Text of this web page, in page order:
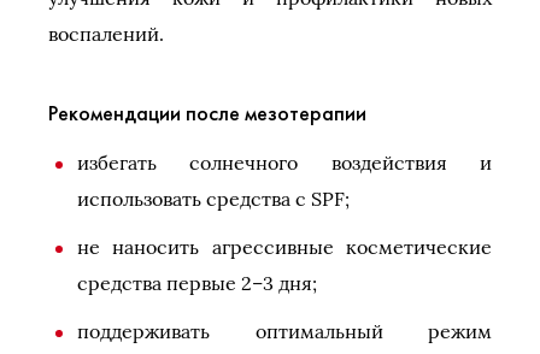
воспалений.
Рекомендации после мезотерапии
избегать солнечного воздействия и
использовать средства с SPF;
не наносить агрессивные косметические
средства первые 2–3 дня;
поддерживать оптимальный режим